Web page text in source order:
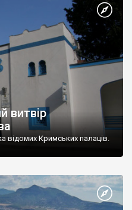
витвір
відомих Кримських палаців.